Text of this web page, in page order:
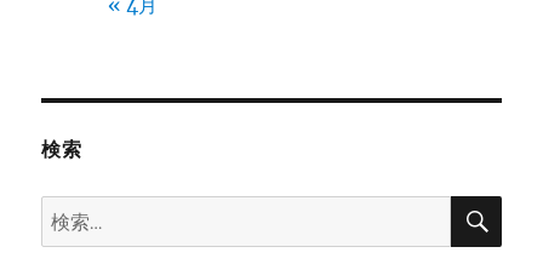
« 4月
検索
検
索:
検